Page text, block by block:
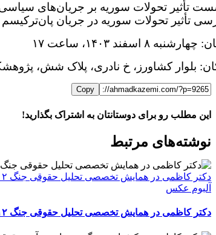
تأثیر تحولات سوریه بر جریان‌های سیاسی
تأثیر تحولات سوریه در جریان
۸ اسفند ۱۴۰۳، ساعت ۱۷
بلوار کشاورز، خ نادری، پلاک شش،
Copy
این مطلب رو برای دوستانتان به اشتراک بگذارید!
FacebookX
LinkedIn
WhatsApp
Telegram
ایمیل
نوشته‌‌های مرتبط
دکتر کاظمی در همایش تخصصی تحلیل حقوقی جنگ ۱۲روزه: حمله به زیرساخت ها، جنایت جنگی است
آلبوم عکس
دکتر کاظمی در همایش تخصصی تحلیل حقوقی جنگ ۱۲روزه: حمله به زیرساخت ها، جنایت جنگی است